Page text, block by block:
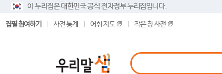
이 누리집은 대한민국 공식 전자정부 누리집입니다.
집필 참여하기 사전 통계 어휘 지도 작은 창 사전